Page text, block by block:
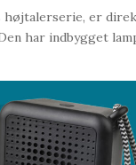
højtalerserie, er
har indbygget